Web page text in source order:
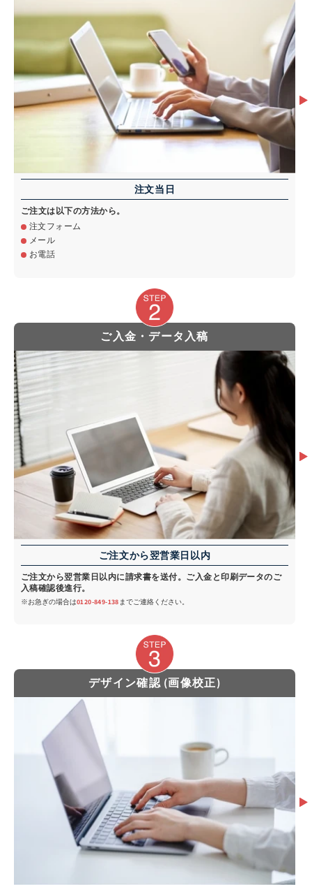
注文当日
ご注文は以下の方法から。
注文フォーム
メール
お電話
ご入金・データ入稿
ご注文から翌営業日以内
ご注文から翌営業日以内に請求書を送付。ご入金と印刷データのご
入稿確認後進行。
※お急ぎの場合は0120-849-138 までご連絡ください。
デザイン確認 (画像校正)